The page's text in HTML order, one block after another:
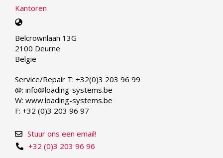
Kantoren
Select
language
Belcrownlaan 13G
2100 Deurne
België
Service/Repair T: +32(0)3 203 96 99
@: info@loading-systems.be
W: www.loading-systems.be
F: +32 (0)3 203 96 97
+32 (0)3 203 96 96
Stuur ons een email!